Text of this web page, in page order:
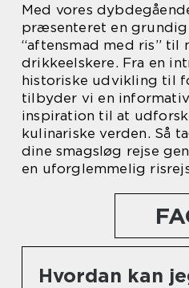
Med vores
præsenteret en
“aftensmad med ris” til
drikkeelskere. Fra en
historiske udvikling til
tilbyder vi en
inspiration til at
kulinariske verden. Så
dine smagsløg rejse
en uforglemmelig
Hvordan kan